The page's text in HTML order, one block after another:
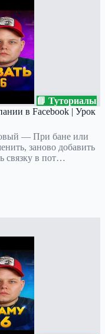
📘 Туториалы
в Facebook | Урок
— При бане или
заново добавить
связку в пот…